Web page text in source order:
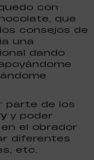
con
que
consejos de
una
dando
parte de los
y poder
el obrador
diferentes
etc.